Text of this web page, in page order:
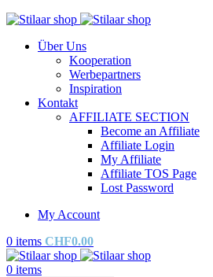
Über Uns
Kooperation
Werbepartners
Inspiration
Kontakt
AFFILIATE SECTION
Become an Affiliate
Affiliate Login
My Affiliate
Affiliate TOS Page
Lost Password
My Account
0 items CHF0.00
0 items